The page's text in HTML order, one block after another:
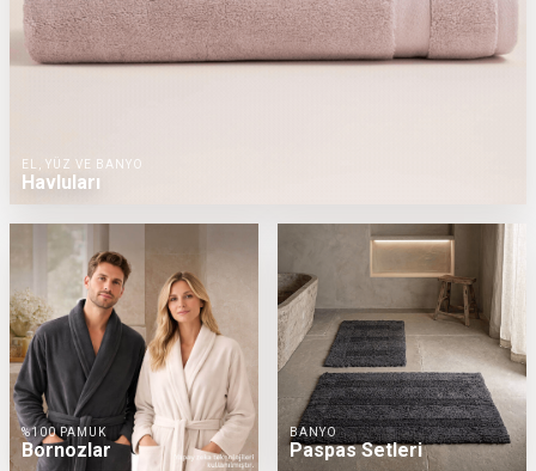
EL, YÜZ VE BANYO
Havluları
%100 PAMUK
Bornozlar
BANYO
Paspas Setleri